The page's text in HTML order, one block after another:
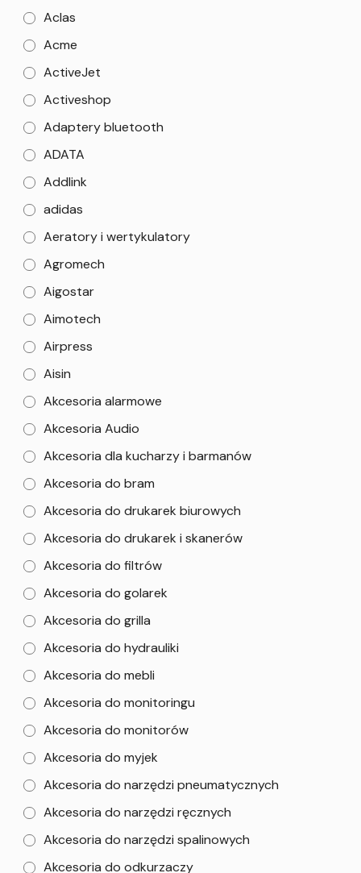
Aclas
Acme
ActiveJet
Activeshop
Adaptery bluetooth
ADATA
Addlink
adidas
Aeratory i wertykulatory
Agromech
Aigostar
Aimotech
Airpress
Aisin
Akcesoria alarmowe
Akcesoria Audio
Akcesoria dla kucharzy i barmanów
Akcesoria do bram
Akcesoria do drukarek biurowych
Akcesoria do drukarek i skanerów
Akcesoria do filtrów
Akcesoria do golarek
Akcesoria do grilla
Akcesoria do hydrauliki
Akcesoria do mebli
Akcesoria do monitoringu
Akcesoria do monitorów
Akcesoria do myjek
Akcesoria do narzędzi pneumatycznych
Akcesoria do narzędzi ręcznych
Akcesoria do narzędzi spalinowych
Akcesoria do odkurzaczy